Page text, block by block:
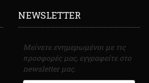
NEWSLETTER
Μείνετε ενημερωμένοι με τις
προσφορές μας, εγγραφείτε στο
newsletter μας.